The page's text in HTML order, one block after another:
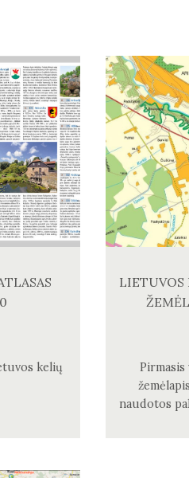
kelių
LIETUVOS
naudotos